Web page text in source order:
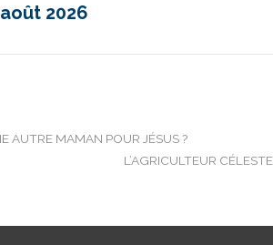
2026
AUTRE MAMAN POUR JÉSUS ?
L’AGRICULTEUR